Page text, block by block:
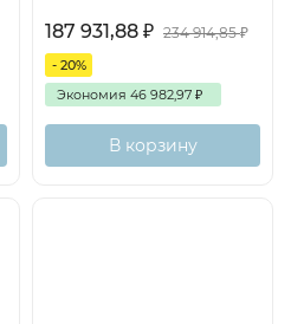
187 931,88 ₽ 234 914,85₽
- 20%
Экономия 46 982,97 ₽
В корзину